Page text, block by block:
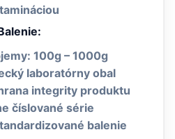
100g – 1000g
laboratórny obal
integrity produktu
číslované série
balenie